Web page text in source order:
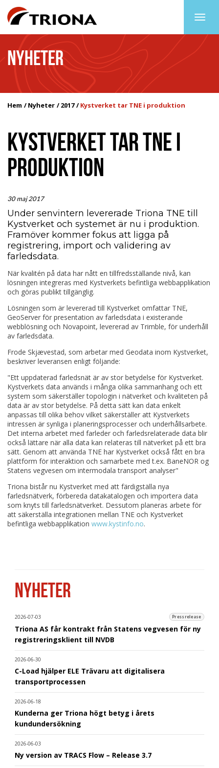
NYHETER
Hem Nyheter 2017 Kystverket tar TNE i produktion
KYSTVERKET TAR TNE I
PRODUKTION
30 maj 2017
Under senvintern levererade Triona TNE till
Kystverket och systemet är nu i produktion.
Framöver kommer fokus att ligga på
registrering, import och validering av
farledsdata.
När kvalitén på data har nått en tillfredsställande nivå, kan
lösningen integreras med Kystverkets befintliga webbapplikation
och göras publikt tillgänglig.
Lösningen som är levererad till Kystverket omfattar TNE,
GeoServer för presentation av farledsdata i existerande
webblösning och Novapoint, levererad av Trimble, för underhåll
av farledsdata.
Frode Skjævestad, som arbetar med Geodata inom Kystverket,
beskriver leveransen enligt följande:
"Ett uppdaterad farledsnät är av stor betydelse för Kystverket.
Kystverkets data används i många olika sammanhang och ett
system som säkerställer topologin i nätverket och kvaliteten på
data är av stor betydelse. På detta sätt kan data enkelt
anpassas till olika behov vilket säkerställer att Kystverkets
intressen är synliga i planeringsprocesser och underhållsarbete.
Det interna arbetet med farleder och farledsrelaterade data blir
också lättare när alla data kan relateras till nätverket på ett bra
sätt. Genom att använda TNE har Kystverket också fått en bra
plattform för interaktion och samarbete med t.ex. BaneNOR og
Statens vegvesen om intermodala transport analyser"
Triona bistår nu Kystverket med att färdigställa nya
farledsnätverk, förbereda datakatalogen och importera data
som knyts till farledsnätverket. Dessutom planeras arbete för
att säkerställa integrationen mellan TNE och Kystverket
befintliga webbapplikation www.kystinfo.no.
NYHETER
2026-07-03 Pressrelease
Triona AS får kontrakt från Statens vegvesen för ny
registreringsklient till NVDB
2026-06-30
C-Load hjälper ELE Trävaru att digitalisera
transportprocessen
2026-06-18
Kunderna ger Triona högt betyg i årets
kundundersökning
2026-06-03
Ny version av TRACS Flow – Release 3.7